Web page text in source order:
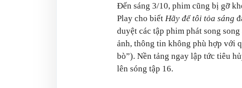
Đến sáng 3/10, phim cũng bị gỡ
Play cho biết Hãy để tôi tỏa sáng
duyệt các tập phim phát song
ảnh, thông tin không phù hợp với
bò”). Nền tảng ngay lập tức tiêu
lên sóng tập 16.